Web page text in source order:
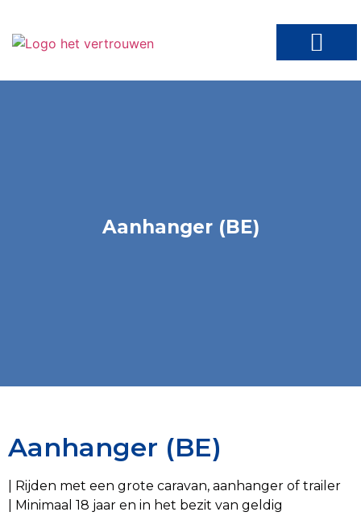
Aanhanger (BE)
Aanhanger (BE)
| Rijden met een grote caravan, aanhanger of trailer
| Minimaal 18 jaar en in het bezit van geldig